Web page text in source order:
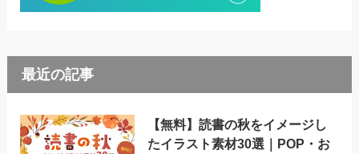
最近の記事
【無料】読書の秋をイメージし
たイラスト素材30選｜POP・お